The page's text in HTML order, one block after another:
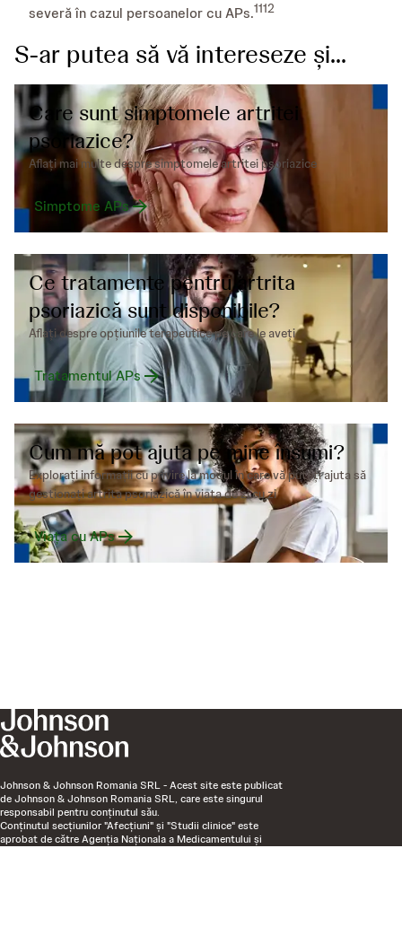
severă în cazul persoanelor cu APs.1112
S-ar putea să vă intereseze și...
Care sunt simptomele artritei
psoriazice?
Aflați mai multe despre simptomele artritei psoriazice
Simptome APs
Ce tratamente pentru artrita
psoriazică sunt disponibile?
Aflați despre opțiunile terapeutice pe care le aveți
Tratamentul APs
Cum mă pot ajuta pe mine însumi?
Explorați informații cu privire la modul în care vă puteți ajuta să
gestionați artrita psoriazică în viața de zi cu zi
Viața cu APs
Johnson & Johnson Romania SRL - Acest site este publicat
de Johnson & Johnson Romania SRL, care este singurul
responsabil pentru conţinutul său.
Conținutul secțiunilor "Afecțiuni" și "Studii clinice" este
aprobat de către Agenția Naționala a Medicamentului și